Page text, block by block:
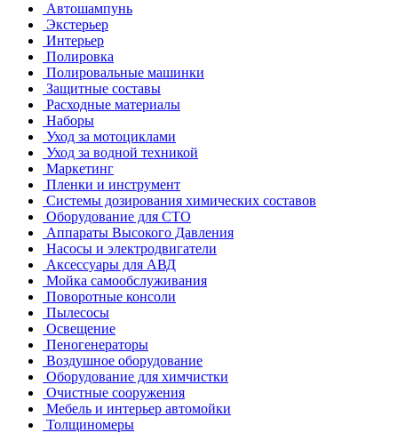
Автошампунь
Экстерьер
Интерьер
Полировка
Полировальные машинки
Защитные составы
Расходные материалы
Наборы
Уход за мотоциклами
Уход за водной техникой
Маркетинг
Пленки и инструмент
Системы дозирования химических составов
Оборудование для СТО
Аппараты Высокого Давления
Насосы и электродвигатели
Аксессуары для АВД
Мойка самообслуживания
Поворотные консоли
Пылесосы
Освещение
Пеногенераторы
Воздушное оборудование
Оборудование для химчистки
Очистные сооружения
Мебель и интерьер автомойки
Толщиномеры